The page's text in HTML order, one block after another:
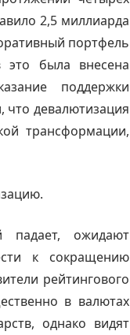
2,5 миллиарда
портфель
это была внесена
поддержки
девалютизация
трансформации,
падает, ожидают
к сокращению
рейтингового
в валютах
однако видят